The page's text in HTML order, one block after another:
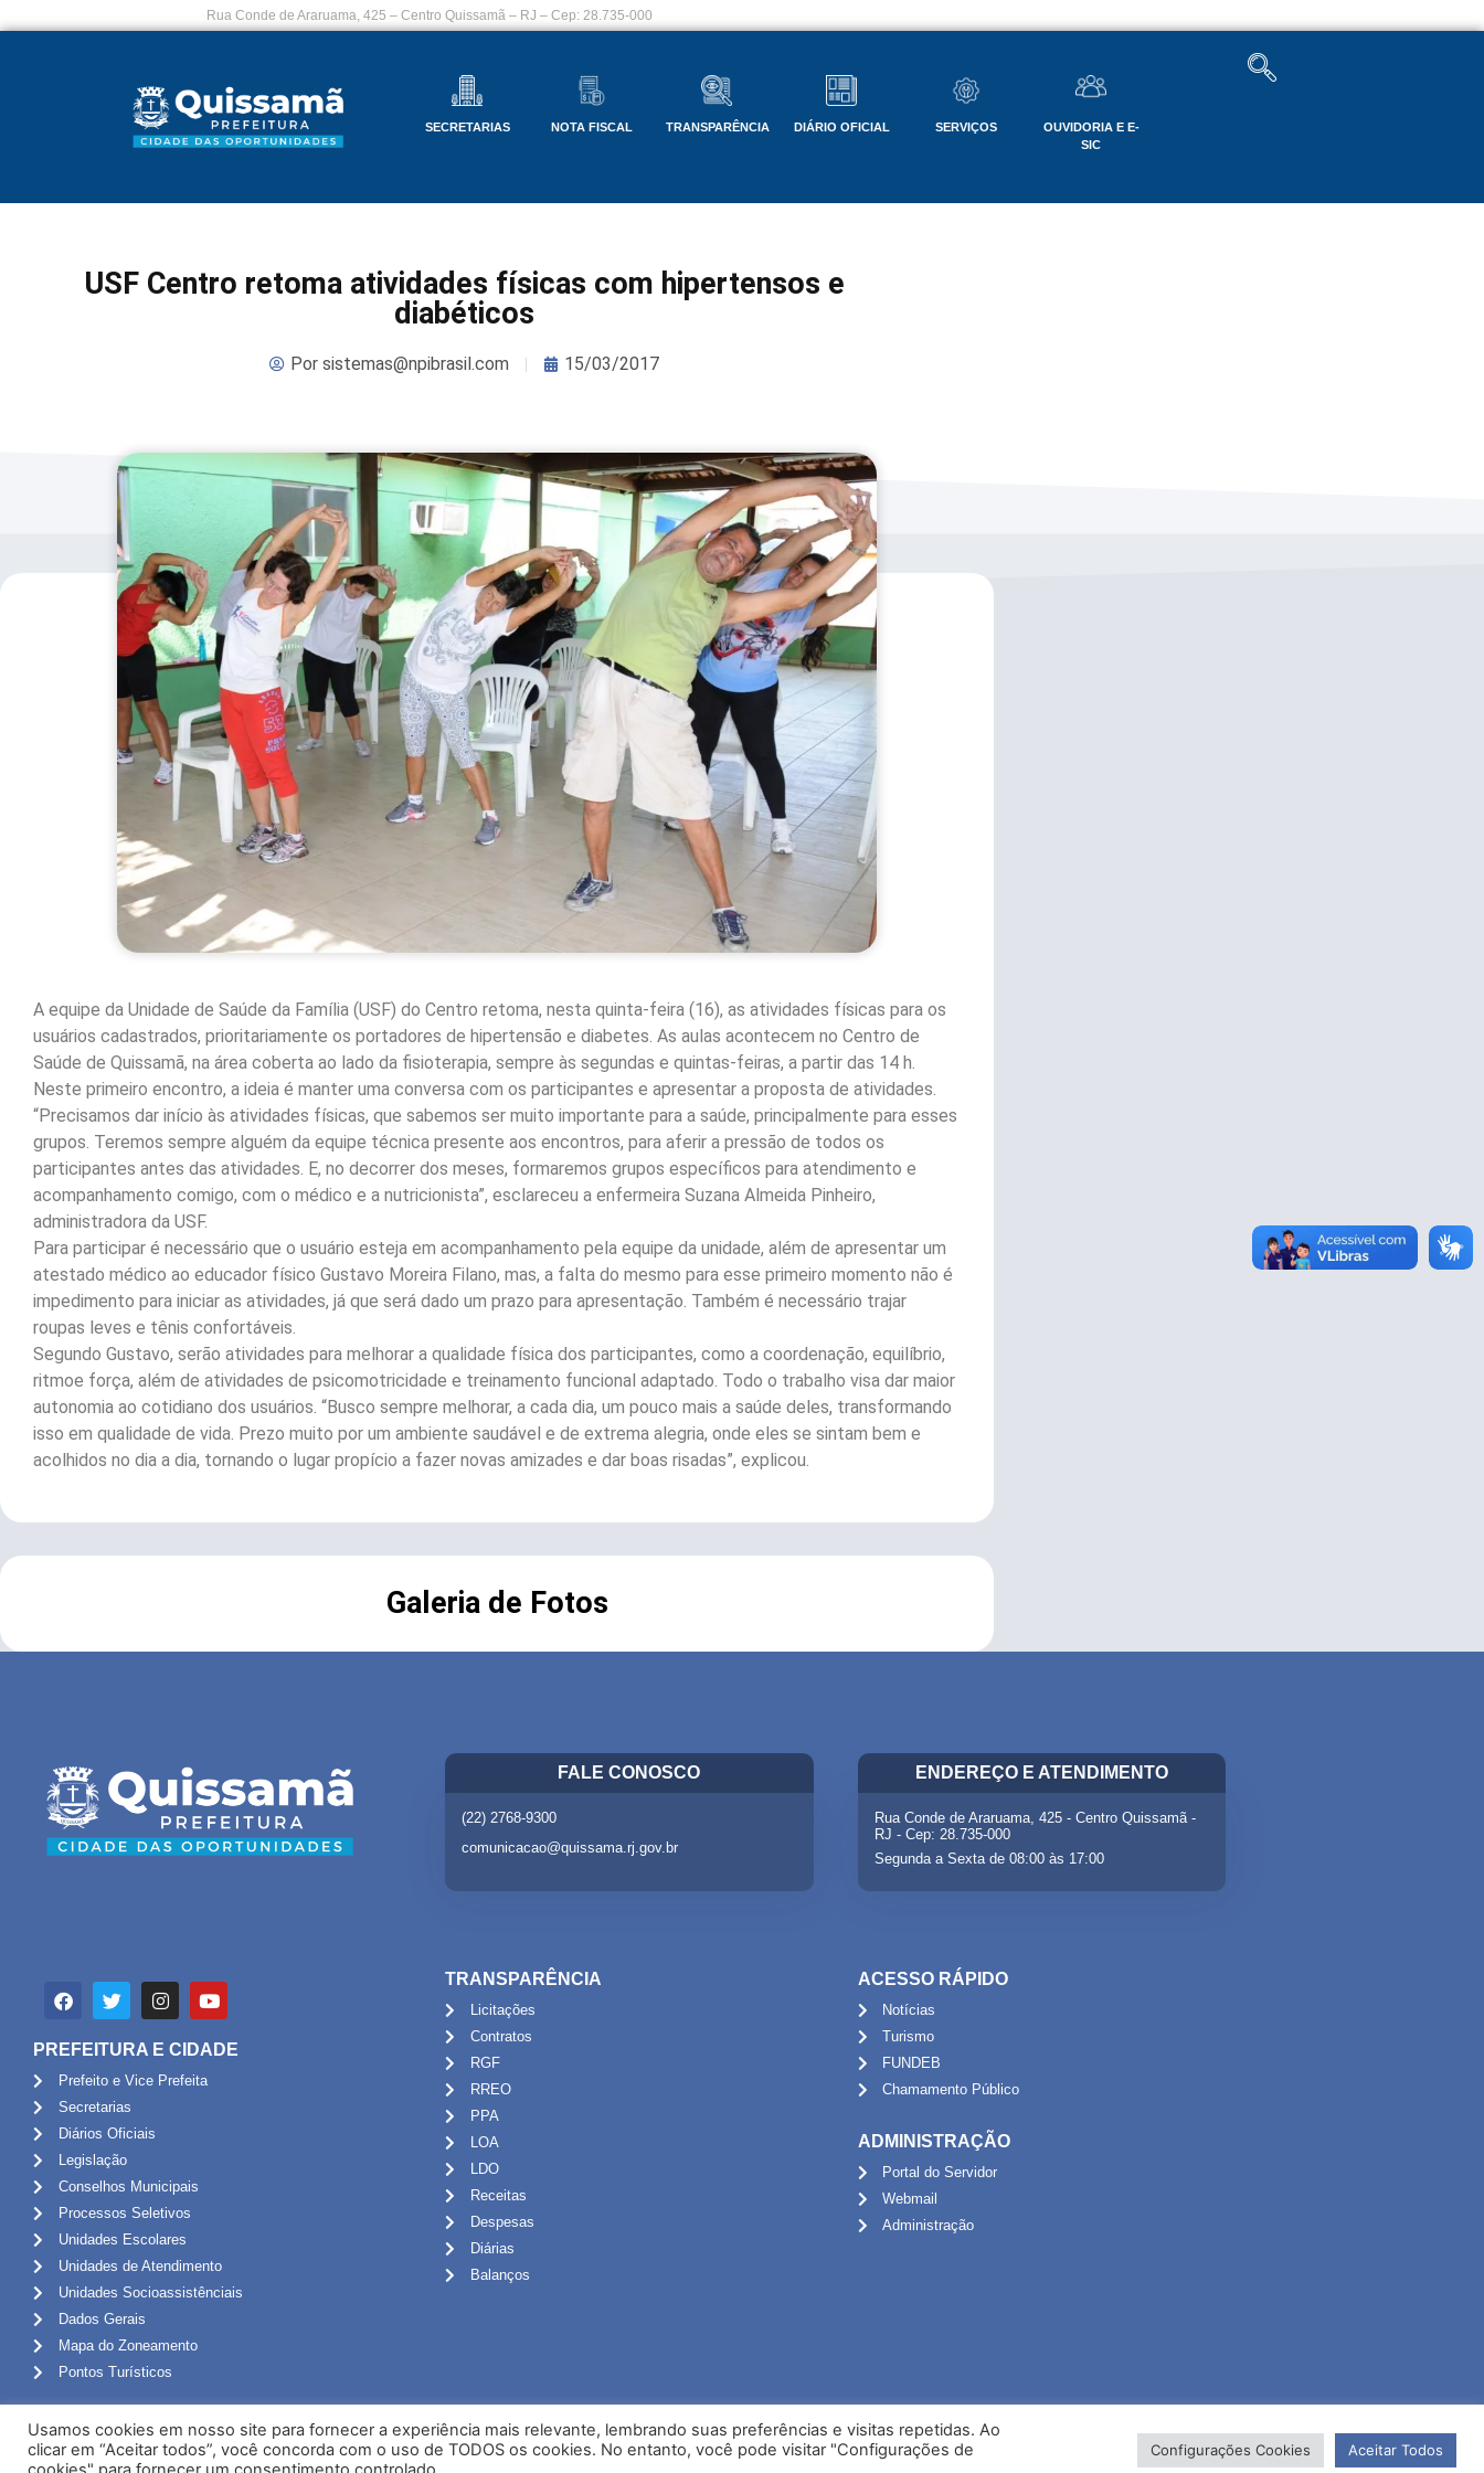
Rua Conde de Araruama, 425 – Centro Quissamã – RJ – Cep: 28.735-000
SECRETARIAS NOTA FISCAL TRANSPARÊNCIA DIÁRIO OFICIAL SERVIÇOS
OUVIDORIA E E-
SIC
USF Centro retoma atividades físicas com hipertensos e
diabéticos
Porsistemas@npibrasil.com 15/03/2017
A equipe da Unidade de Saúde da Família (USF) do Centro retoma, nesta quinta-feira (16), as atividades físicas para os
usuários cadastrados, prioritariamente os portadores de hipertensão e diabetes. As aulas acontecem no Centro de
Saúde de Quissamã, na área coberta ao lado da fisioterapia, sempre às segundas e quintas-feiras, a partir das 14 h.
Neste primeiro encontro, a ideia é manter uma conversa com os participantes e apresentar a proposta de atividades.
“Precisamos dar início às atividades físicas, que sabemos ser muito importante para a saúde, principalmente para esses
grupos. Teremos sempre alguém da equipe técnica presente aos encontros, para aferir a pressão de todos os
participantes antes das atividades. E, no decorrer dos meses, formaremos grupos específicos para atendimento e
acompanhamento comigo, com o médico e a nutricionista”, esclareceu a enfermeira Suzana Almeida Pinheiro,
administradora da USF.
Para participar é necessário que o usuário esteja em acompanhamento pela equipe da unidade, além de apresentar um
atestado médico ao educador físico Gustavo Moreira Filano, mas, a falta do mesmo para esse primeiro momento não é
impedimento para iniciar as atividades, já que será dado um prazo para apresentação. Também é necessário trajar
roupas leves e tênis confortáveis.
Segundo Gustavo, serão atividades para melhorar a qualidade física dos participantes, como a coordenação, equilíbrio,
ritmoe força, além de atividades de psicomotricidade e treinamento funcional adaptado. Todo o trabalho visa dar maior
autonomia ao cotidiano dos usuários. “Busco sempre melhorar, a cada dia, um pouco mais a saúde deles, transformando
isso em qualidade de vida. Prezo muito por um ambiente saudável e de extrema alegria, onde eles se sintam bem e
acolhidos no dia a dia, tornando o lugar propício a fazer novas amizades e dar boas risadas”, explicou.
Galeria de Fotos
FALE CONOSCO
(22) 2768-9300
comunicacao@quissama.rj.gov.br
ENDEREÇO E ATENDIMENTO
Rua Conde de Araruama, 425 - Centro Quissamã -
RJ - Cep: 28.735-000
Segunda a Sexta de 08:00 às 17:00
PREFEITURA E CIDADE
Prefeito e Vice Prefeita
Secretarias
Diários Oficiais
Legislação
Conselhos Municipais
Processos Seletivos
Unidades Escolares
Unidades de Atendimento
Unidades Socioassistênciais
Dados Gerais
Mapa do Zoneamento
Pontos Turísticos
TRANSPARÊNCIA
Licitações
Contratos
RGF
RREO
PPA
LOA
LDO
Receitas
Despesas
Diárias
Balanços
ACESSO RÁPIDO
Notícias
Turismo
FUNDEB
Chamamento Público
ADMINISTRAÇÃO
Portal do Servidor
Webmail
Administração
Usamos cookies em nosso site para fornecer a experiência mais relevante, lembrando suas preferências e visitas repetidas. Ao
clicar em “Aceitar todos”, você concorda com o uso de TODOS os cookies. No entanto, você pode visitar "Configurações de
Configurações Cookies Aceitar Todos